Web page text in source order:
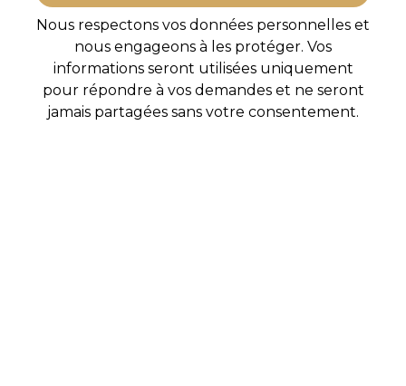
Nous respectons vos données personnelles et
nous engageons à les protéger. Vos
informations seront utilisées uniquement
pour répondre à vos demandes et ne seront
jamais partagées sans votre consentement.